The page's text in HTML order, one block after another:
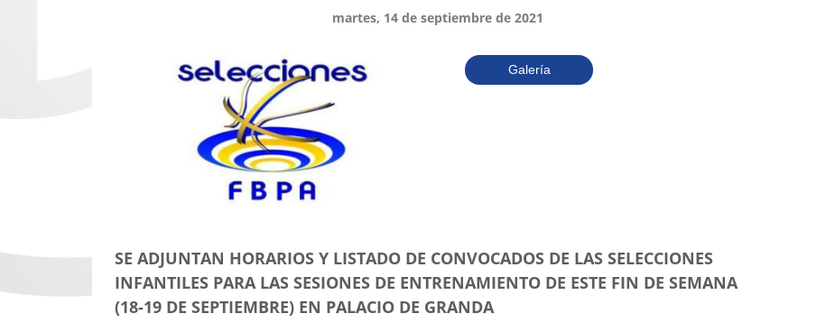
martes, 14 de septiembre de 2021
Galería
SE ADJUNTAN HORARIOS Y LISTADO DE CONVOCADOS DE LAS SELECCIONES
INFANTILES PARA LAS SESIONES DE ENTRENAMIENTO DE ESTE FIN DE SEMANA
(18-19 DE SEPTIEMBRE) EN PALACIO DE GRANDA